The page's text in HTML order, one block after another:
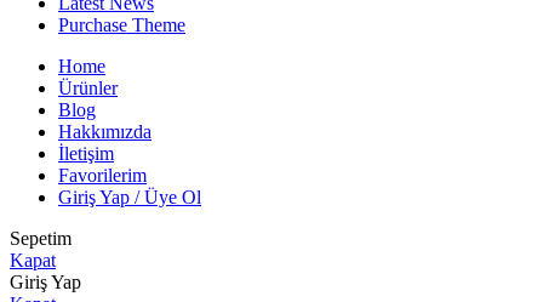
Purchase Theme
Home
Ürünler
Blog
Hakkımızda
İletişim
Favorilerim
Giriş Yap / Üye Ol
Sepetim
Kapat
Giriş Yap